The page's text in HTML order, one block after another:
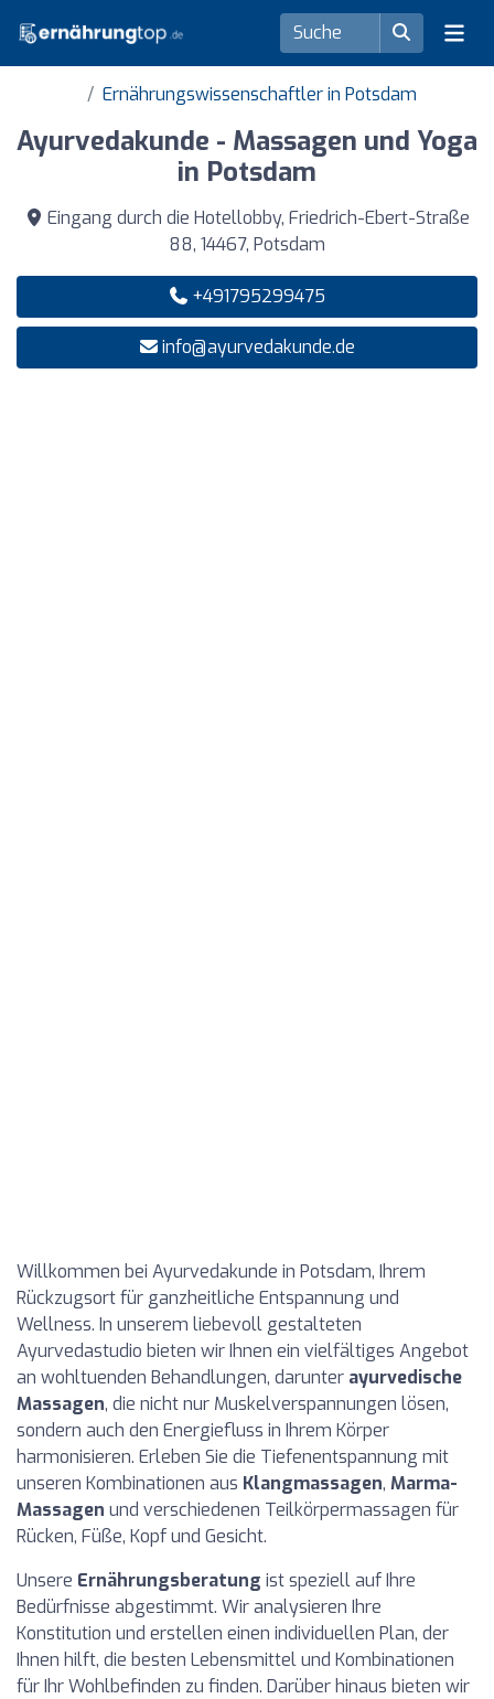
Ernährungswissenschaftler in Potsdam
Ayurvedakunde - Massagen und Yoga
in Potsdam
Eingang durch die Hotellobby, Friedrich-Ebert-Straße
88, 14467, Potsdam
+491795299475
info@ayurvedakunde.de
Willkommen bei Ayurvedakunde in Potsdam, Ihrem
Rückzugsort für ganzheitliche Entspannung und
Wellness. In unserem liebevoll gestalteten
Ayurvedastudio bieten wir Ihnen ein vielfältiges Angebot
an wohltuenden Behandlungen, darunter ayurvedische
Massagen, die nicht nur Muskelverspannungen lösen,
sondern auch den Energiefluss in Ihrem Körper
harmonisieren. Erleben Sie die Tiefenentspannung mit
unseren Kombinationen aus Klangmassagen, Marma-
Massagen und verschiedenen Teilkörpermassagen für
Rücken, Füße, Kopf und Gesicht.
Unsere Ernährungsberatung ist speziell auf Ihre
Bedürfnisse abgestimmt. Wir analysieren Ihre
Konstitution und erstellen einen individuellen Plan, der
Ihnen hilft, die besten Lebensmittel und Kombinationen
für Ihr Wohlbefinden zu finden. Darüber hinaus bieten wir